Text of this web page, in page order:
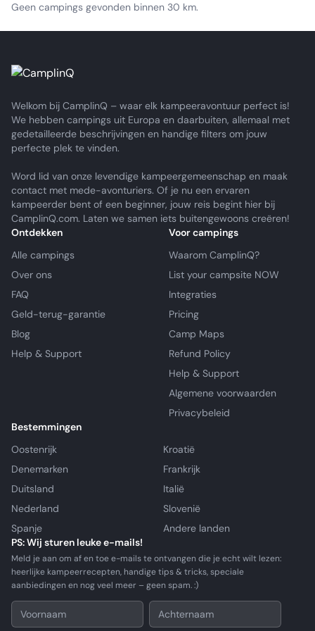
Geen campings gevonden binnen 30 km.
Welkom bij CamplinQ – waar elk kampeeravontuur perfect is!
We hebben campings uit Europa en daarbuiten, allemaal met
gedetailleerde beschrijvingen en handige filters om jouw
perfecte plek te vinden.
Word lid van onze levendige kampeergemeenschap en maak
contact met mede-avonturiers. Of je nu een ervaren
kampeerder bent of een beginner, jouw reis begint hier bij
CamplinQ.com. Laten we samen iets buitengewoons creëren!
Ontdekken
Alle campings
Over ons
FAQ
Geld-terug-garantie
Blog
Help & Support
Voor campings
Waarom CamplinQ?
List your campsite NOW
Integraties
Pricing
Camp Maps
Refund Policy
Help & Support
Algemene voorwaarden
Privacybeleid
Bestemmingen
Oostenrijk
Kroatië
Denemarken
Frankrijk
Duitsland
Italië
Nederland
Slovenië
Spanje
Andere landen
PS: Wij sturen leuke e-mails!
Meld je aan om af en toe e-mails te ontvangen die je echt wilt lezen:
heerlijke kampeerrecepten, handige tips & tricks, speciale
aanbiedingen en nog veel meer – geen spam. :)